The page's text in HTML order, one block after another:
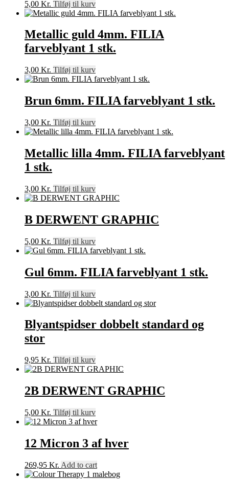
5,00 Kr. Tilføj til kurv
Metallic guld 4mm. FILIA
farveblyant 1 stk.
3,00 Kr. Tilføj til kurv
Brun 6mm. FILIA farveblyant 1 stk.
3,00 Kr. Tilføj til kurv
Metallic lilla 4mm. FILIA farveblyant
1 stk.
3,00 Kr. Tilføj til kurv
B DERWENT GRAPHIC
5,00 Kr. Tilføj til kurv
Gul 6mm. FILIA farveblyant 1 stk.
3,00 Kr. Tilføj til kurv
Blyantspidser dobbelt standard og
stor
9,95 Kr. Tilføj til kurv
2B DERWENT GRAPHIC
5,00 Kr. Tilføj til kurv
12 Micron 3 af hver
269,95 Kr. Add to cart